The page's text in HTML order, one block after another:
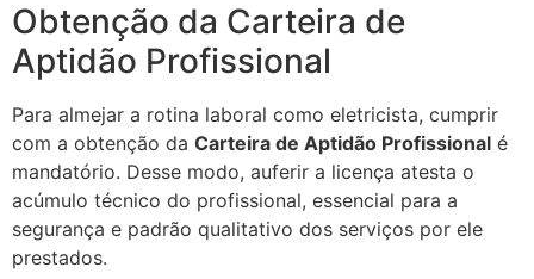
Obtenção da Carteira de
Aptidão Profissional
Para almejar a rotina laboral como eletricista, cumprir
com a obtenção da Carteira de Aptidão Profissional é
mandatório. Desse modo, auferir a licença atesta o
acúmulo técnico do profissional, essencial para a
segurança e padrão qualitativo dos serviços por ele
prestados.